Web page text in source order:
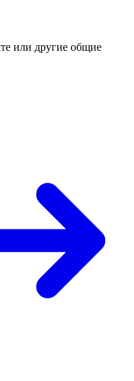
или другие общие